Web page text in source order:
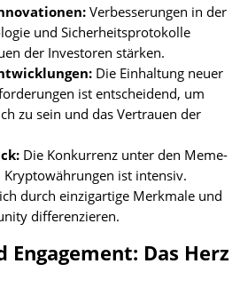
Verbesserungen in der
und Sicherheitsprotokolle
der Investoren stärken.
Die Einhaltung neuer
ist entscheidend, um
zu sein und das Vertrauen der
Die Konkurrenz unter den Meme-
Kryptowährungen ist intensiv.
durch einzigartige Merkmale und
differenzieren.
Das Herz